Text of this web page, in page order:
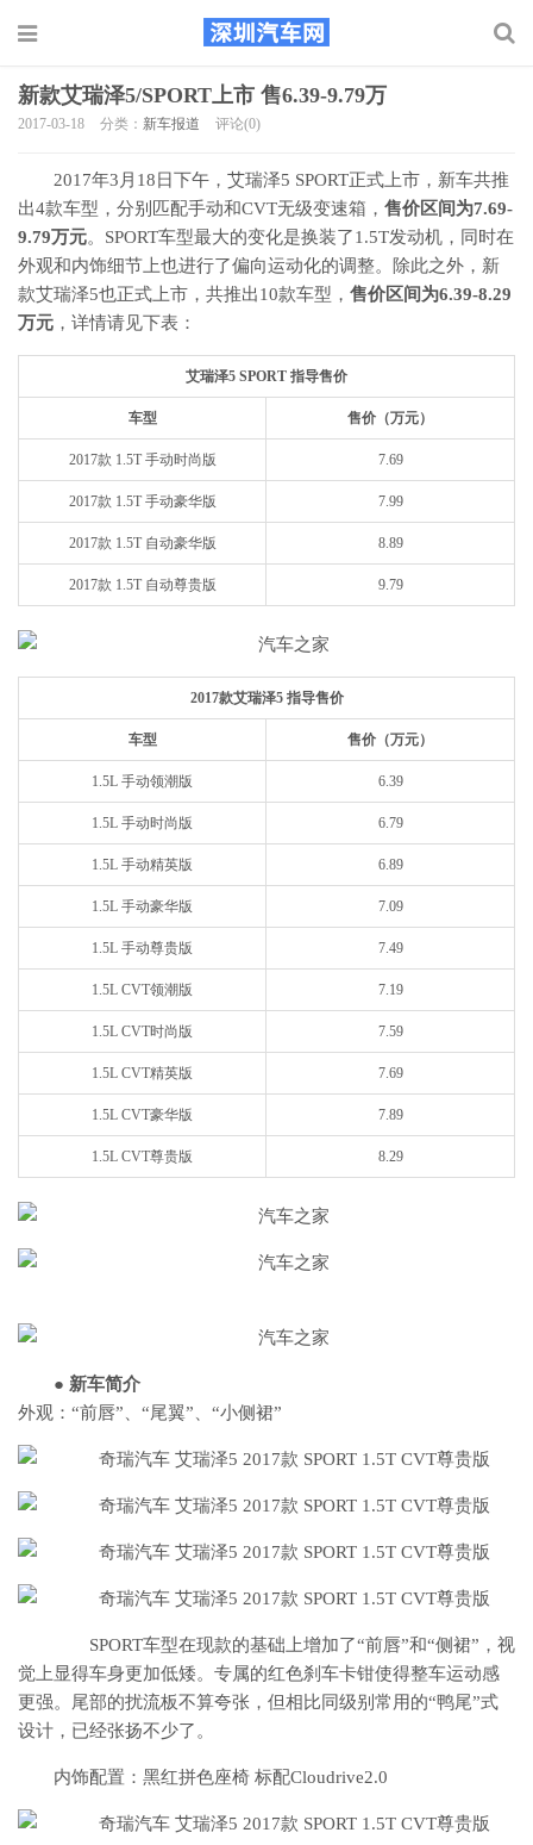
新款艾瑞泽5/SPORT上市 售6.39-9.79万
2017-03-18 分类： 新车报道 评论(0)
2017年3月18日下午，艾瑞泽5 SPORT正式上市，新车共推
出4款车型，分别匹配手动和CVT无级变速箱， 售价区间为7.69-
9.79万元。SPORT车型最大的变化是换装了1.5T发动机，同时在
外观和内饰细节上也进行了偏向运动化的调整。除此之外，新
款艾瑞泽5也正式上市，共推出10款车型， 售价区间为6.39-8.29
万元 ，详情请见下表：
艾瑞泽5 SPORT 指导售价
车型 售价（万元）
2017款 1.5T 手动时尚版 7.69
2017款 1.5T 手动豪华版 7.99
2017款 1.5T 自动豪华版 8.89
2017款 1.5T 自动尊贵版 9.79
2017款艾瑞泽5 指导售价
车型 售价（万元）
1.5L 手动领潮版 6.39
1.5L 手动时尚版 6.79
1.5L 手动精英版 6.89
1.5L 手动豪华版 7.09
1.5L 手动尊贵版 7.49
1.5L CVT领潮版 7.19
1.5L CVT时尚版 7.59
1.5L CVT精英版 7.69
1.5L CVT豪华版 7.89
1.5L CVT尊贵版 8.29
● 新车简介
外观：“前唇”、“尾翼”、“小侧裙”
SPORT车型在现款的基础上增加了“前唇”和“侧裙”，视
觉上显得车身更加低矮。专属的红色刹车卡钳使得整车运动感
更强。尾部的扰流板不算夸张，但相比同级别常用的“鸭尾”式
设计，已经张扬不少了。
内饰配置：黑红拼色座椅 标配Cloudrive2.0